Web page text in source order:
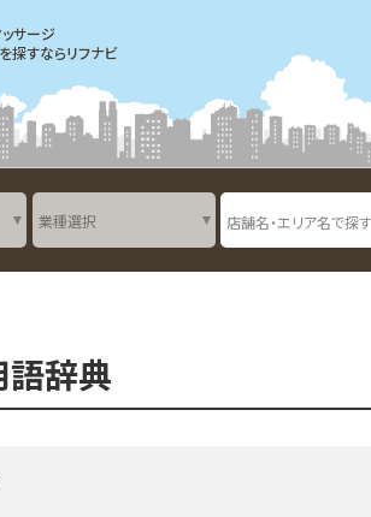
ッサージ
探すならリフナビ
語辞典